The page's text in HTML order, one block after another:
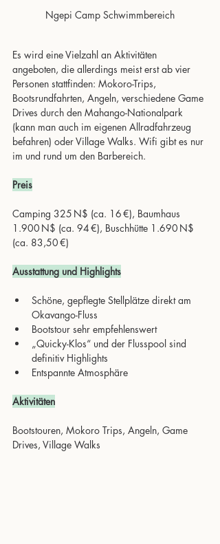
Ngepi Camp Schwimmbereich
Es wird eine Vielzahl an Aktivitäten
angeboten, die allerdings meist erst ab vier
Personen stattfinden: Mokoro-Trips,
Bootsrundfahrten, Angeln, verschiedene Game
Drives durch den Mahango-Nationalpark
(kann man auch im eigenen Allradfahrzeug
befahren) oder Village Walks. Wifi gibt es nur
im und rund um den Barbereich.
Preis
Camping 325 N$ (ca. 16 €), Baumhaus
1.900 N$ (ca. 94 €), Buschhütte 1.690 N$
(ca. 83,50 €)
Ausstattung und Highlights
Schöne, gepflegte Stellplätze direkt am
Okavango-Fluss
Bootstour sehr empfehlenswert
„Quicky-Klos“ und der Flusspool sind
definitiv Highlights
Entspannte Atmosphäre
Aktivitäten
Bootstouren, Mokoro Trips, Angeln, Game
Drives, Village Walks